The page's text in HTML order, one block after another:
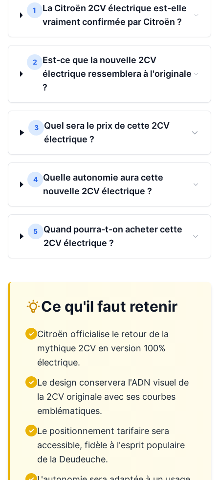
1
La Citroën 2CV électrique est-elle
vraiment confirmée par Citroën ?
2
Est-ce que la nouvelle 2CV
électrique ressemblera à l'originale
?
3
Quel sera le prix de cette 2CV
électrique ?
4
Quelle autonomie aura cette
nouvelle 2CV électrique ?
5
Quand pourra-t-on acheter cette
2CV électrique ?
Ce qu'il faut retenir
✓ Citroën officialise le retour de la
mythique 2CV en version 100%
électrique.
✓ Le design conservera l'ADN visuel de
la 2CV originale avec ses courbes
emblématiques.
✓ Le positionnement tarifaire sera
accessible, fidèle à l'esprit populaire
de la Deudeuche.